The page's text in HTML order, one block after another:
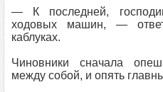
— К последней,
ходовых машин, —
каблуках.
Чиновники сначала
между собой, и опять